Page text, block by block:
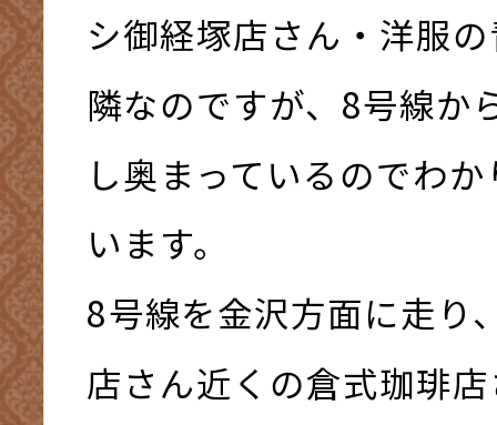
シ御経塚店さん・洋服
隣なのですが、8号線か
し奥まっているのでわ
います。
8号線を金沢方面に走り
店さん近くの倉式珈琲